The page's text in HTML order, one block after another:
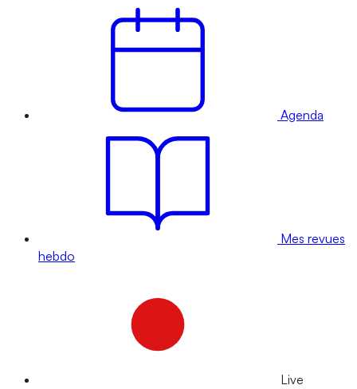
Agenda
Mes revues
hebdo
Live